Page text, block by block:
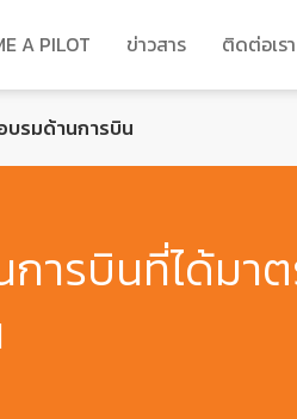
A PILOT ข่าวสาร ติดต่อเรา
บรมด้านการบิน
การบินที่ได้ม